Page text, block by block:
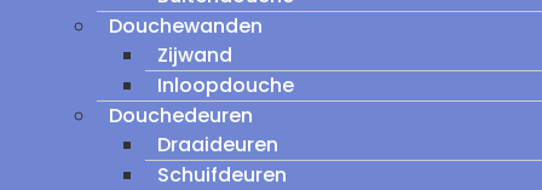
Douchewanden
Zijwand
Inloopdouche
Douchedeuren
Draaideuren
Schuifdeuren